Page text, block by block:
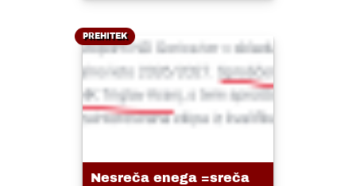
PREHITEK
Nesreča enega =sreča